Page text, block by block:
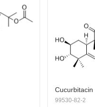
Cucurbitacin
99530-82-2